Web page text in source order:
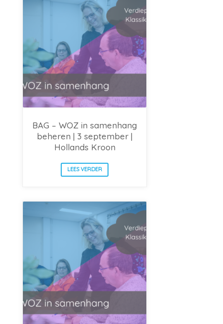
BAG – WOZ in samenhang
beheren | 3 september |
Hollands Kroon
LEES VERDER